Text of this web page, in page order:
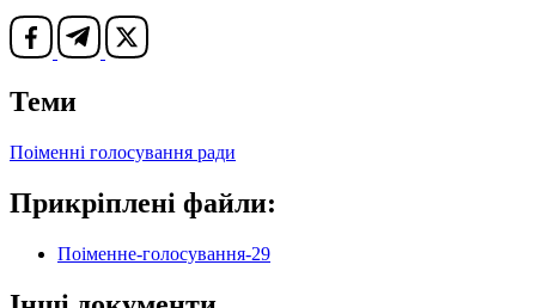
Теми
Поіменні голосування ради
Прикріплені файли:
Поіменне-голосування-29